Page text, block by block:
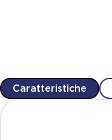
Caratteristiche